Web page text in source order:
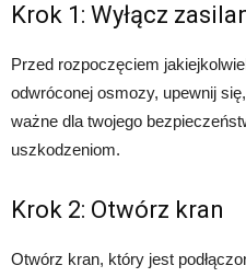
Krok 1: Wyłącz
Przed rozpoczęciem
odwróconej osmozy, upewnij
ważne dla twojego
uszkodzeniom.
Krok 2: Otwórz kran
Otwórz kran, który jest